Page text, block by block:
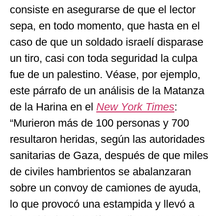
consiste en asegurarse de que el lector
sepa, en todo momento, que hasta en el
caso de que un soldado israelí disparase
un tiro, casi con toda seguridad la culpa
fue de un palestino. Véase, por ejemplo,
este párrafo de un análisis de la Matanza
de la Harina en el New York Times:
“Murieron más de 100 personas y 700
resultaron heridas, según las autoridades
sanitarias de Gaza, después de que miles
de civiles hambrientos se abalanzaran
sobre un convoy de camiones de ayuda,
lo que provocó una estampida y llevó a